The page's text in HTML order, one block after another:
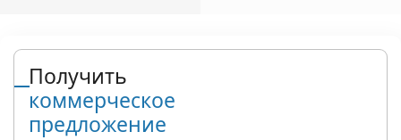
Получить
коммерческое
предложение